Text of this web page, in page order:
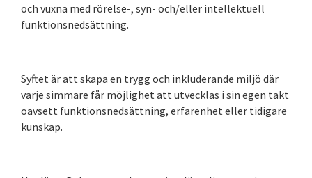
och vuxna med rörelse-, syn- och/eller intellektuell
funktionsnedsättning.
Syftet är att skapa en trygg och inkluderande miljö där
varje simmare får möjlighet att utvecklas i sin egen takt
oavsett funktionsnedsättning, erfarenhet eller tidigare
kunskap.